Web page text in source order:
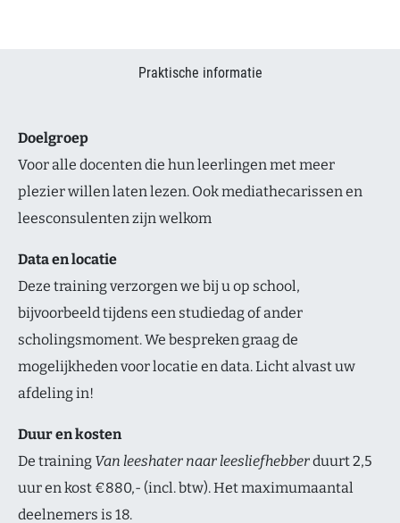
Praktische informatie
Doelgroep
Voor alle docenten die hun leerlingen met meer
plezier willen laten lezen. Ook mediathecarissen en
leesconsulenten zijn welkom
Data en locatie
Deze training verzorgen we bij u op school,
bijvoorbeeld tijdens een studiedag of ander
scholingsmoment. We bespreken graag de
mogelijkheden voor locatie en data. Licht alvast uw
afdeling in!
Duur en kosten
De training Van leeshater naar leesliefhebberduurt 2,5
uur en kost €880,- (incl. btw). Het maximumaantal
deelnemers is 18.